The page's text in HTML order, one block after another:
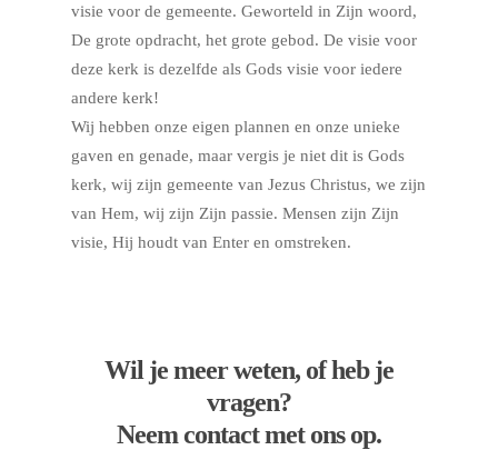
visie voor de gemeente. Geworteld in Zijn woord,
De grote opdracht, het grote gebod. De visie voor
deze kerk is dezelfde als Gods visie voor iedere
andere kerk!
Wij hebben onze eigen plannen en onze unieke
gaven en genade, maar vergis je niet dit is Gods
kerk, wij zijn gemeente van Jezus Christus, we zijn
van Hem, wij zijn Zijn passie. Mensen zijn Zijn
visie, Hij houdt van Enter en omstreken.
Wil je meer weten, of heb je
vragen?
Neem contact met ons op.